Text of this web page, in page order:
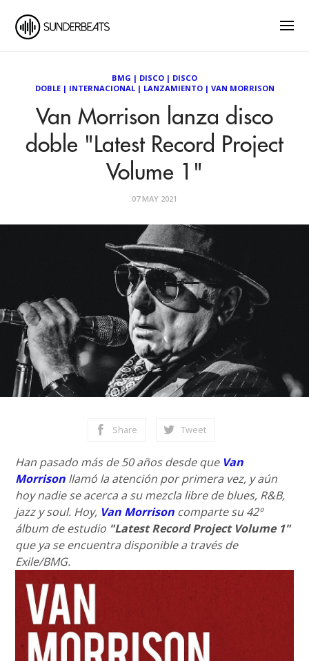
BMG | DISCO | DISCO
DOBLE| INTERNACIONAL| LANZAMIENTO| VAN MORRISON
Van Morrison lanza disco
doble "Latest Record Project
Volume 1"
07 MAY 2021
Share Tweet
Han pasado más de 50 años desde que Van
Morrison llamó la atención por primera vez, y aún
hoy nadie se acerca a su mezcla libre de blues, R&B,
jazz y soul. Hoy, Van Morrison comparte su 42º
álbum de estudio "Latest Record Project Volume 1"
que ya se encuentra disponible a través de
Exile/BMG.